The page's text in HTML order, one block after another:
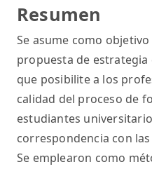
Resumen
Se asume como
propuesta de
que posibilite a los
calidad del proceso de
estudiantes
correspondencia con
Se emplearon como